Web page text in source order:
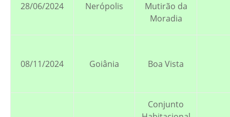
28/06/2024 Nerópolis
Mutirão da
Moradia
08/11/2024 Goiânia Boa Vista
Conjunto